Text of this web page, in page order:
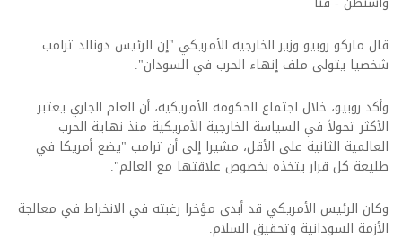
قال ماركو روبيو وزير الخارجية الأمريكي "إن الرئيس دونالد ترامب
شخصيا يتولى ملف إنهاء الحرب في السودان".
وأكد روبيو، خلال اجتماع الحكومة الأمريكية، أن العام الجاري يعتبر
الأكثر تحولاً في السياسة الخارجية الأمريكية منذ نهاية الحرب
العالمية الثانية على الأقل، مشيرا إلى أن ترامب "يضع أمريكا في
طليعة كل قرار يتخذه بخصوص علاقتها مع العالم".
وكان الرئيس الأمريكي قد أبدى مؤخرا رغبته في الانخراط في معالجة
الأزمة السودانية وتحقيق السلام.